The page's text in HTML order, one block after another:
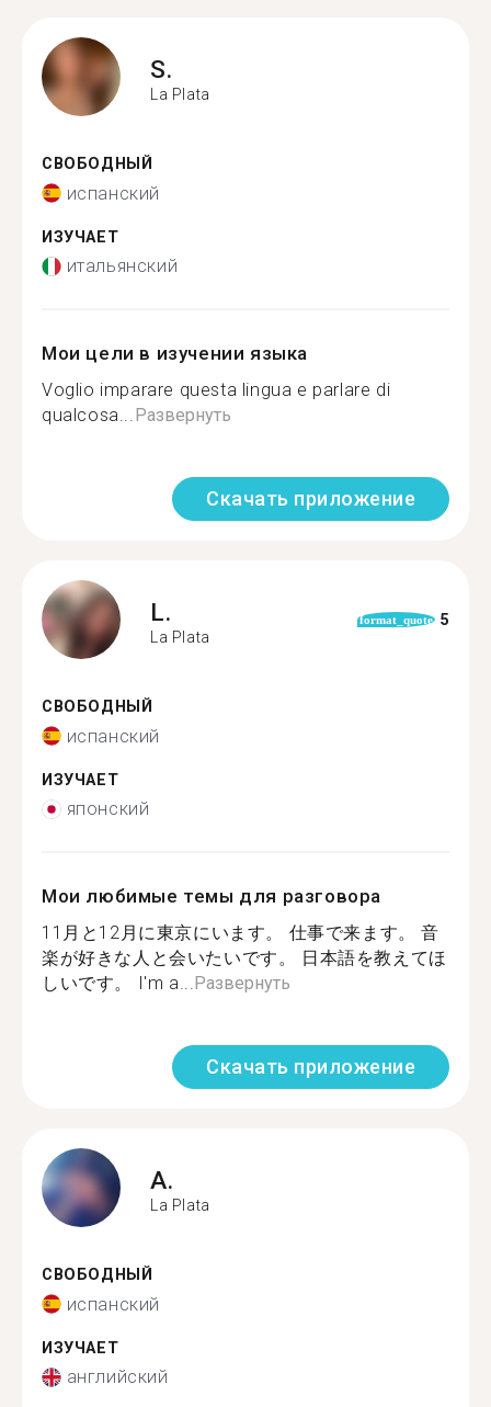
S.
La Plata
СВОБОДНЫЙ
испанский
ИЗУЧАЕТ
итальянский
Мои цели в изучении языка
Voglio imparare questa lingua e parlare di
qualcosa...Развернуть
Скачать приложение
L.
La Plata
format_quote 5
СВОБОДНЫЙ
испанский
ИЗУЧАЕТ
японский
Мои любимые темы для разговора
11月と12月に東京にいます。 仕事で来ます。 音
楽が好きな人と会いたいです。 日本語を教えてほ
しいです。 I'm a...Развернуть
Скачать приложение
A.
La Plata
СВОБОДНЫЙ
испанский
ИЗУЧАЕТ
английский